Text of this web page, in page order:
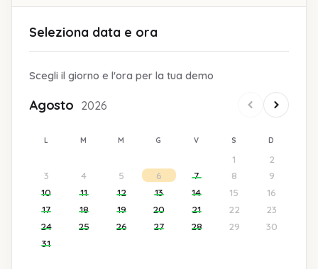
Seleziona data e ora
Scegli il giorno e l'ora per la tua demo
Agosto 2026
L M M G V S D
1
2
3
4 5 6 7 8
9
10
11 12 13 14 15
16
17
18 19 20 21 22
23
24
25 26 27 28 29
30
31